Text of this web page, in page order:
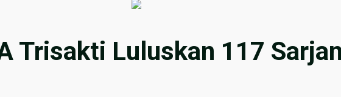
Trisakti Luluskan 117